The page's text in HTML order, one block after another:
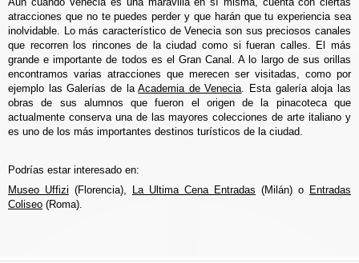
atracciones que no te puedes perder y que harán que tu experiencia sea
inolvidable. Lo más característico de Venecia son sus preciosos canales
que recorren los rincones de la ciudad como si fueran calles. El más
grande e importante de todos es el Gran Canal. A lo largo de sus orillas
encontramos varias atracciones que merecen ser visitadas, como por
ejemplo las Galerías de laAcademia de Venecia. Esta galería aloja las
obras de sus alumnos que fueron el origen de la pinacoteca que
actualmente conserva una de las mayores colecciones de arte italiano y
es uno de los más importantes destinos turísticos de la ciudad.
Podrías estar interesado en:
Museo Uffizi (Florencia), La Ultima Cena Entradas (Milán) o Entradas
Coliseo (Roma).